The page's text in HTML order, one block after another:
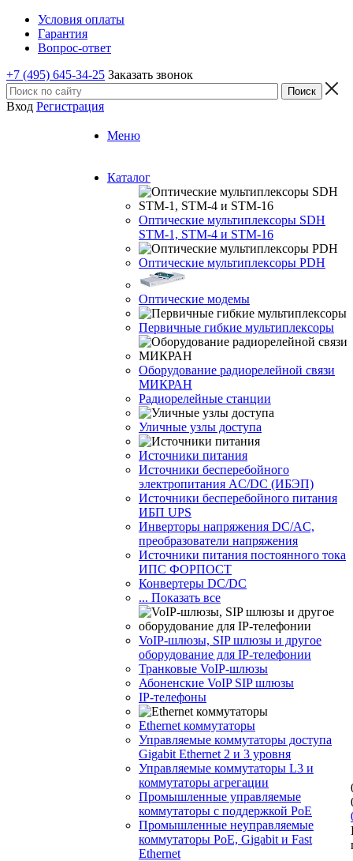
Условия оплаты
Гарантия
Вопрос-ответ
+7 (495) 645-34-25 Заказать звонок
Вход Регистрация
Меню
Каталог
Оптические мультиплексоры SDH
STM-1, STM-4 и STM-16
Оптические мультиплексоры PDH
Оптические модемы
Первичные гибкие мультиплексоры
Оборудование радиорелейной связи
МИКРАН
Радиорелейные станции
Уличные узлы доступа
Источники питания
Источники бесперебойного
электропитания AC/DC (ИБЭП)
Источники бесперебойного питания
ИБП UPS
Инверторы напряжения DC/AC,
преобразователи напряжения
Источники питания постоянного тока
ИПС ФОРПОСТ
Конвертеры DC/DC
... Показать все
VoIP-шлюзы, SIP шлюзы и другое
оборудование для IP-телефонии
Транковые VoIP-шлюзы
Абоненские VoIP SIP шлюзы
IP-телефоны
Ethernet коммутаторы
Управляемые коммутаторы доступа
Gigabit Ethernet 2 и 3 уровня
Управляемые коммутаторы L3 и
коммутаторы агрегации
Промышленные управляемые
коммутаторы с поддержкой PoE
Промышленные неуправляемые
коммутаторы PoE, Gigabit и Fast
Ethernet